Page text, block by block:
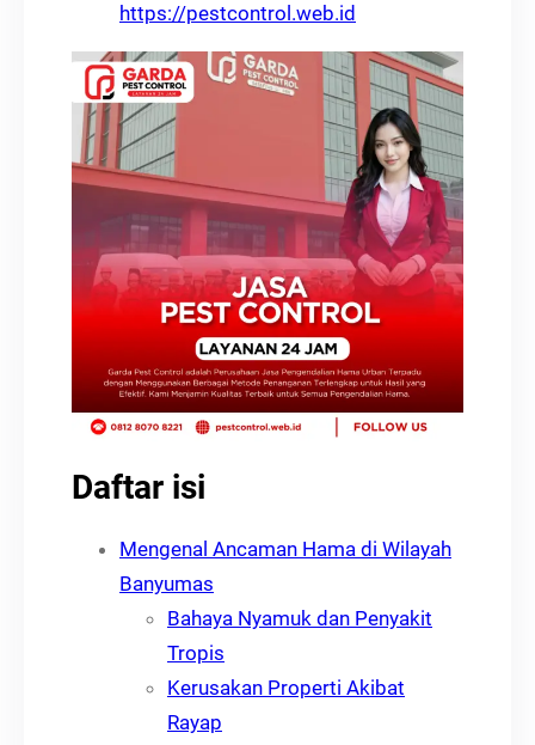
https://pestcontrol.web.id
Daftar isi
Mengenal Ancaman Hama di Wilayah
Banyumas
Bahaya Nyamuk dan Penyakit
Tropis
Kerusakan Properti Akibat
Rayap